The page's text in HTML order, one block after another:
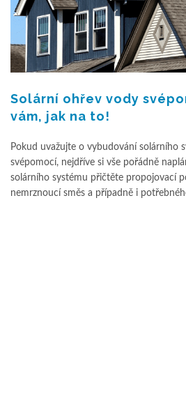
Solární ohřev vody
vám, jak na to!
Pokud uvažujte o vybudování solárního
svépomocí, nejdříve si vše pořádně
solárního systému přičtěte propojovací
nemrznoucí směs a případně i